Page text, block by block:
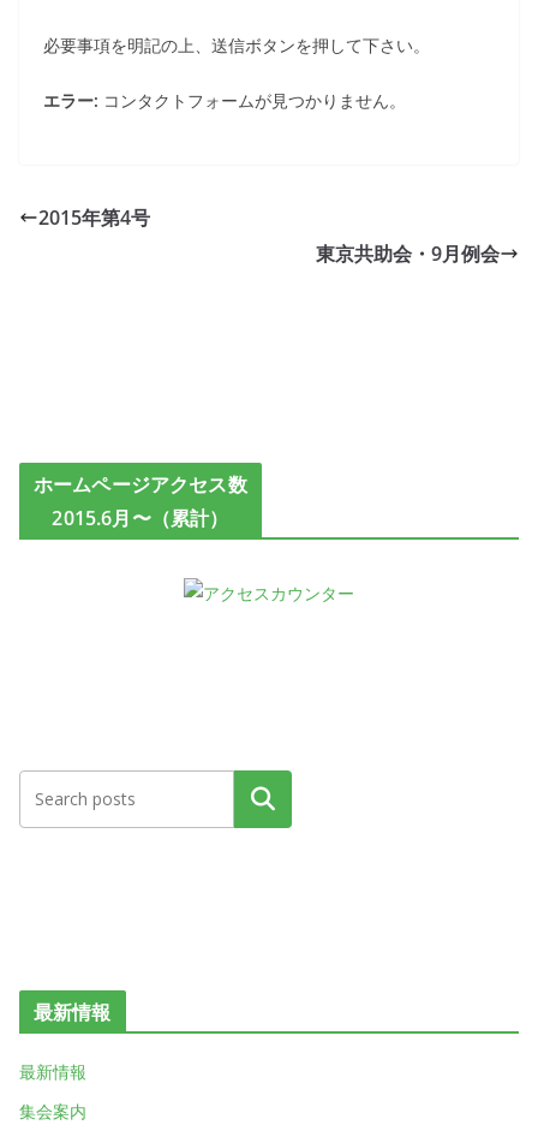
必要事項を明記の上、送信ボタンを押して下さい。
エラー: コンタクトフォームが見つかりません。
2015年第4号
東京共助会・9月例会
ホームページアクセス数
2015.6月〜（累計）
検索
最新情報
最新情報
集会案内